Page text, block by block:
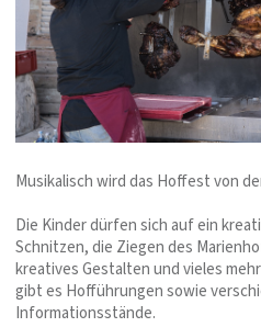
Musikalisch wird das Hoffest von
Die Kinder dürfen sich auf ein
Schnitzen, die Ziegen des
kreatives Gestalten und vieles
gibt es Hofführungen sowie
Informationsstände.